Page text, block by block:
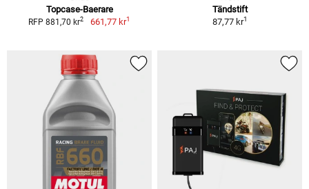
Topcase-Baerare
RFP 881,70 kr2 661,77 kr1
Tändstift
87,77 kr1